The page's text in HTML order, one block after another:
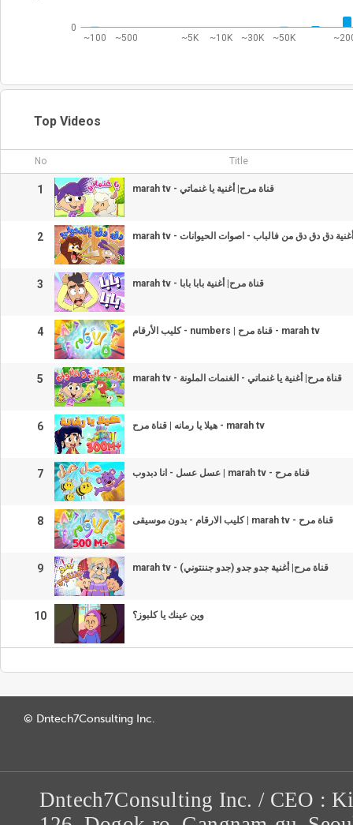
~100 ~500 ~5K ~10K ~30K ~50K
0
Top Videos
No Title
1 marah tv - قناة مرح| أغنية يا غنماتي
2
3 marah tv - قناة مرح| أغنية بابا بابا
4 كليب الأرقام - numbers | قناة مرح - marah tv
5 marah tv - قناة مرح| أغنية يا غنماتي - الغنمات الملونة
6 هيلا يا رمانه | قناة مرح - marah tv
7 عسل عسل - انا دبدوب | marah tv - قناة مرح
8 كليب الارقام - بدون موسيقى | marah tv - قناة مرح
9 marah tv - قناة مرح| أغنية جدو جدو (جدو جننتوني)
10 وين عينك يا كلبوز؟
© Dntech7Consulting Inc.
Dntech7Consulting Inc. / CEO :